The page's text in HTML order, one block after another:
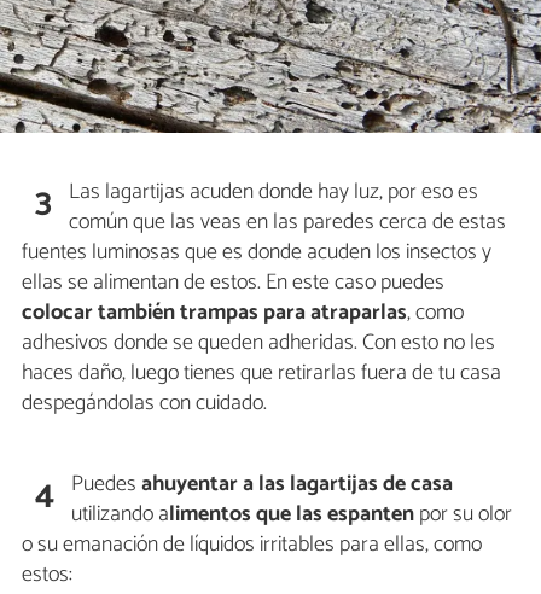
3 Las lagartijas acuden donde hay luz, por eso es
común que las veas en las paredes cerca de estas
fuentes luminosas que es donde acuden los insectos y
ellas se alimentan de estos. En este caso puedes
colocar también trampas para atraparlas, como
adhesivos donde se queden adheridas. Con esto no les
haces daño, luego tienes que retirarlas fuera de tu casa
despegándolas con cuidado.
4 Puedesahuyentar a las lagartijas de casa
utilizando alimentos que las espantenpor su olor
o su emanación de líquidos irritables para ellas, como
estos: